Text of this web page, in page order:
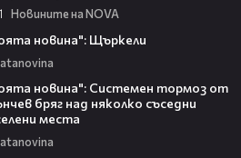
Новините на NOVA
новина": Щъркели
новина": Системен тормоз от
бряг над няколко съседни
места